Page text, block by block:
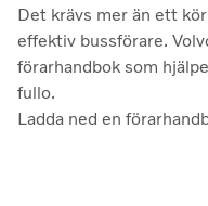
Det krävs mer än ett
effektiv bussförare.
förarhandbok som
fullo.
Ladda ned en